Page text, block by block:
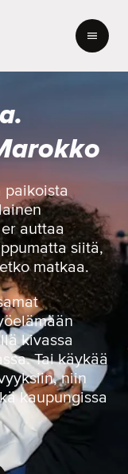
paikoista
auttaa
siitä,
matkaa.
kivassa
Tai käykää
niin
kaupungissa